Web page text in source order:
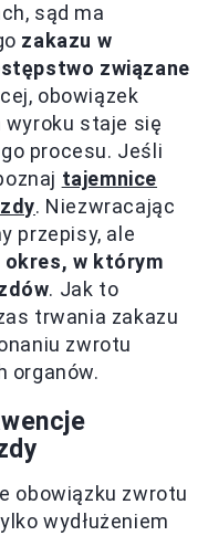
sąd ma
zakazu w
związane
obowiązek
wyroku staje się
procesu. Jeśli
tajemnice
. Niezwracając
przepisy, ale
okres, w którym
. Jak to
trwania zakazu
zwrotu
organów.
obowiązku zwrotu
wydłużeniem